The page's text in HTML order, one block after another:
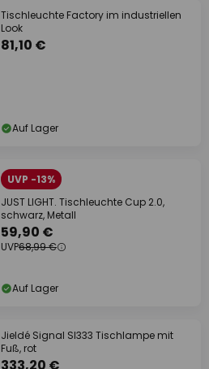
Tischleuchte Factory im industriellen
Look
81,10 €
Auf Lager
UVP -13%
JUST LIGHT. Tischleuchte Cup 2.0,
schwarz, Metall
59,90 €
UVP68,99 €
Auf Lager
Jieldé Signal SI333 Tischlampe mit
Fuß, rot